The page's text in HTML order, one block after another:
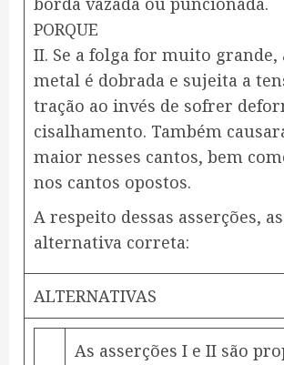
PORQUE
II. Se a folga for muito grande,
metal é dobrada e sujeita a
tração ao invés de sofrer
cisalhamento. Também
maior nesses cantos, bem
nos cantos opostos.
A respeito dessas asserções,
alternativa correta:
ALTERNATIVAS
As asserções I e II são